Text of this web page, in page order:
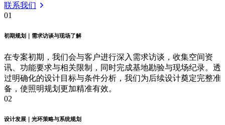
联系我们
01
初期规划｜需求访谈与现场了解
在专案初期，我们会与客户进行深入需求访谈，收集空间资
讯、功能要求与相关限制，同时完成基地勘验与现场纪录。透
过明确化的设计目标与条件分析，我们为后续设计奠定完整准
备，使照明规划更加精准有效。
02
设计发展｜光环策略与系统规划